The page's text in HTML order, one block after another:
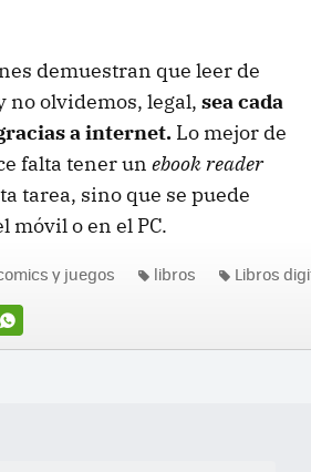
demuestran que leer de
no olvidemos, legal, sea cada
a internet. Lo mejor de
falta tener un ebookreader
tarea, sino que se puede
móvil o en el PC.
y juegos libros Libros